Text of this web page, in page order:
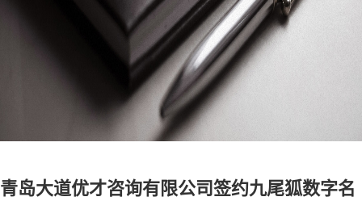
青岛大道优才咨询有限公司签约九尾狐数字名